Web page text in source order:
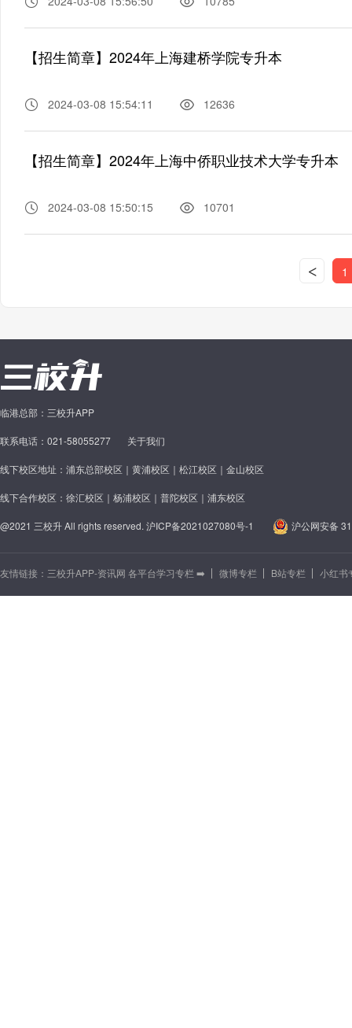
【招生简章】2024年上海建桥学院专升本
2024-03-08 15:54:11 12636
【招生简章】2024年上海中侨职业技术大学专升本
2024-03-08 15:50:15 10701
< 1
临港总部：三校升APP
联系电话：021-58055277 关于我们
线下校区地址：浦东总部校区｜黄浦校区｜松江校区｜金山校区
线下合作校区：徐汇校区｜杨浦校区｜普陀校区｜浦东校区
@2021 三校升 All rights reserved. 沪ICP备2021027080号-1 沪公网安备
友情链接： 三校升APP-资讯网 各平台学习专栏 ➡️ 微博专栏 B站专栏 小红书